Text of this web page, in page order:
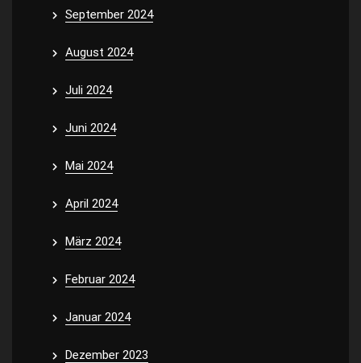
September 2024
August 2024
Juli 2024
Juni 2024
Mai 2024
April 2024
März 2024
Februar 2024
Januar 2024
Dezember 2023